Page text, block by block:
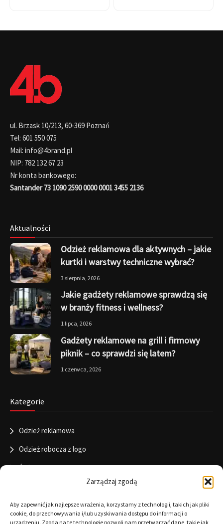
Zarządzaj zgodą
Aby zapewnić jak najlepsze wrażenia, korzystamy z technologii, takich jak pliki
cookie, do przechowywania i/lub uzyskiwania dostępu do informacji o
urządzeniu. Zgoda na te technologie pozwoli nam przetwarzać dane, takie jak
ul. Brzask 10/213, 60-369 Poznań
Tel: 601 550 075
Mail: info@4brand.pl
NIP: 782 132 67 23
Nr konta bankowego:
Santander 73 1090 2590 0000 0001 3455 2136
Aktualności
Odzież reklamowa dla aktywnych – jakie
kurtki i warstwy techniczne wybrać?
3 sierpnia, 2026
Jakie gadżety reklamowe sprawdzą się
w branży fitness i wellness?
1 lipca, 2026
Gadżety reklamowe na grill i firmowy
piknik – co sprawdzi się latem?
1 czerwca, 2026
Kategorie
Odzież reklamowa
Odzież robocza z logo
Święta
Informacje